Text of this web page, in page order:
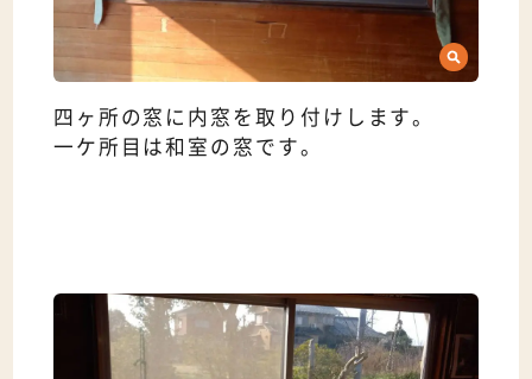
四ヶ所の窓に内窓を取り付けします。
一ケ所目は和室の窓です。